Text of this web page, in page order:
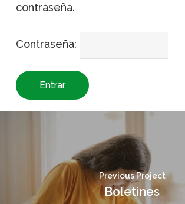
contraseña.
Contraseña:
Previous Project
Boletines